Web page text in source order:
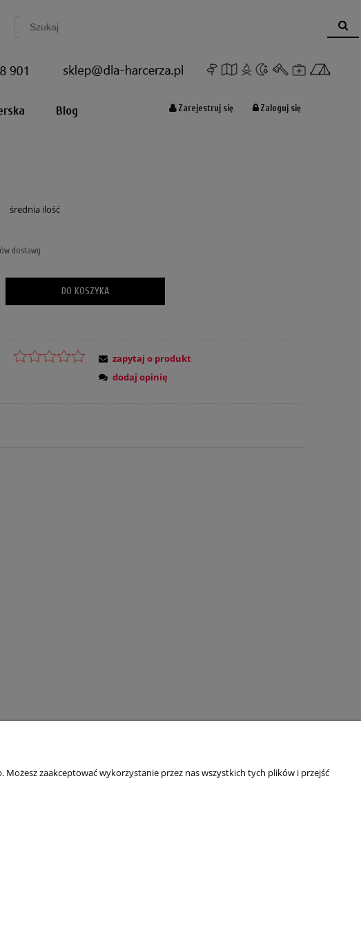
Zarejestruj się Zaloguj się
Blog
średnia ilość
dostawy
DO KOSZYKA
zapytaj o produkt
dodaj opinię
zaakceptować wykorzystanie przez nas wszystkich tych plików i przejść